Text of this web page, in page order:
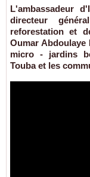
L'ambassadeur
directeur
reforestation et
Oumar Abdoulaye
micro - jardins
Touba et les